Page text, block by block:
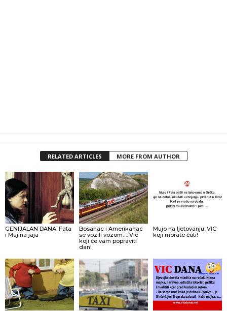
RELATED ARTICLES MORE FROM AUTHOR
GENIJALAN DANA: Fata
i Mujina jaja
Bosanac i Amerikanac
se vozili vozom…: Vic
koji će vam popraviti
dan!
Mujo na ljetovanju: VIC
koji morate čuti!